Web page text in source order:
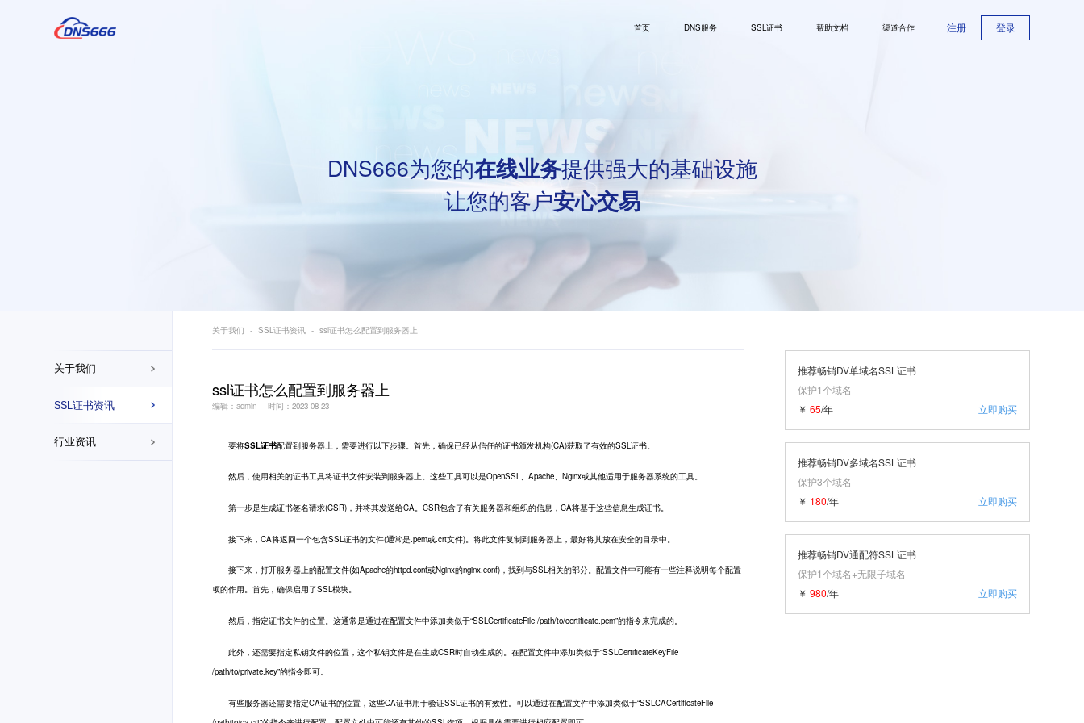
首页 DNS服务 SSL证书 帮助文档 渠道合作 注册 登录
DNS666为您的在线业务提供强大的基础设施
让您的客户安心交易
关于我们
SSL证书资讯
行业资讯
关于我们 SSL证书资讯 ssl证书怎么配置到服务器上
ssl证书怎么配置到服务器上
编辑：admin 时间：2023-08-23
要将SSL证书配置到服务器上，需要进行以下步骤。首先，确保已经从信任的证书颁发机构(CA)获取了有效的SSL证书。
然后，使用相关的证书工具将证书文件安装到服务器上。这些工具可以是OpenSSL、Apache、Nginx或其他适用于服务器系统的工具。
第一步是生成证书签名请求(CSR)，并将其发送给CA。CSR包含了有关服务器和组织的信息，CA将基于这些信息生成证书。
接下来，CA将返回一个包含SSL证书的文件(通常是.pem或.crt文件)。将此文件复制到服务器上，最好将其放在安全的目录中。
接下来，打开服务器上的配置文件(如Apache的httpd.conf或Nginx的nginx.conf)，找到与SSL相关的部分。配置文件中可能有一些注释说明每个配置
项的作用。首先，确保启用了SSL模块。
然后，指定证书文件的位置。这通常是通过在配置文件中添加类似于“SSLCertificateFile /path/to/certificate.pem”的指令来完成的。
此外，还需要指定私钥文件的位置，这个私钥文件是在生成CSR时自动生成的。在配置文件中添加类似于“SSLCertificateKeyFile
/path/to/private.key”的指令即可。
有些服务器还需要指定CA证书的位置，这些CA证书用于验证SSL证书的有效性。可以通过在配置文件中添加类似于“SSLCACertificateFile
推荐畅销DV单域名SSL证书
保护1个域名
立即购买
￥ 65/年
推荐畅销DV多域名SSL证书
保护3个域名
立即购买
￥ 180/年
推荐畅销DV通配符SSL证书
保护1个域名+无限子域名
立即购买
￥ 980/年